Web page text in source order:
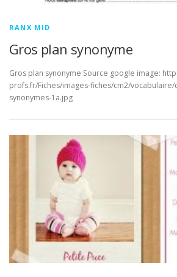
RANX MID
Gros plan synonyme
Gros plan synonyme Source google image:
profs.fr/Fiches/images-fiches/cm2/
synonymes-1a.jpg